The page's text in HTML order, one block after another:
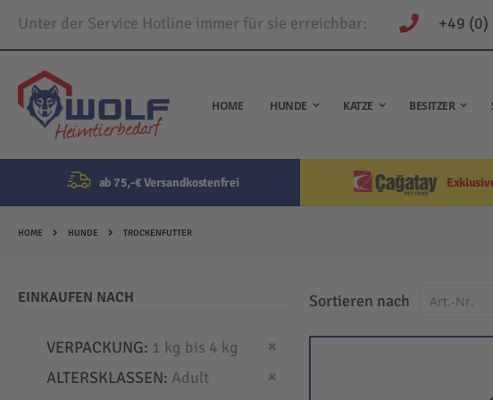
Unter der Service Hotline immer für sie erreichbar: +49 (0)
Direkt
zum
Inhalt
HOME HUNDE KATZE BESITZER
ab 75,-€ Versandkostenfrei
HOME HUNDE TROCKENFUTTER
Sortieren nach
EINKAUFEN NACH
VERPACKUNG 1 kg bis 4 kg
ALTERSKLASSEN Adult